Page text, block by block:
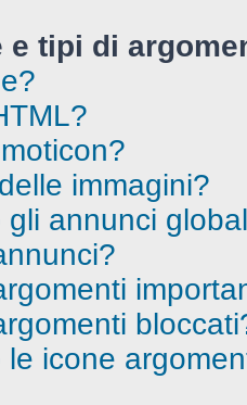
e tipi di
immagini?
annunci
icone